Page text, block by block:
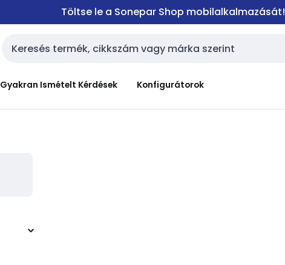
Töltse le a Sonepar Shop mobilalkalmazását!
Keresési bemenet
Gyakran Ismételt Kérdések Konfigurátorok